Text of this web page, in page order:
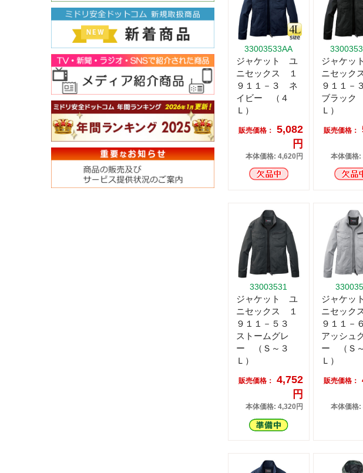
33003533AA
ジャケット ユ
ニセックス １
９１１－３ ネ
イビー （４
Ｌ）
販売価格：
5,082
円
本体価格: 4,620円
ジャケッ
ニセック
９１１－
ブラック
Ｌ）
販売価格：
本体価格:
33003531
ジャケット ユ
ニセックス １
９１１－５３
ストームグレ
ー （Ｓ～３
Ｌ）
販売価格：
4,752
円
本体価格: 4,320円
ジャケッ
ニセック
９１１－
アッシュ
ー （Ｓ
Ｌ）
販売価格：
本体価格: